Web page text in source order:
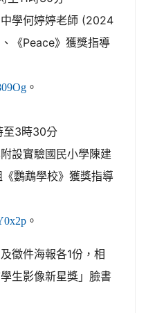
學何婷婷老師 (2024
《Peace》獲獎指導
。
至3時30分
設實驗國民小學陳建
鸚鵡學校》獲獎指導
。
徵件海報各1份，相
生影像新星獎」臉書